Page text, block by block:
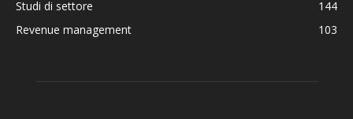
Studi di settore
144
Revenue management
103